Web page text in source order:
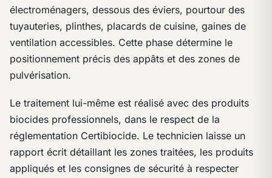
électroménagers, dessous des éviers, pourtour des
tuyauteries, plinthes, placards de cuisine, gaines de
ventilation accessibles. Cette phase détermine le
positionnement précis des appâts et des zones de
pulvérisation.
Le traitement lui-même est réalisé avec des produits
biocides professionnels, dans le respect de la
réglementation Certibiocide. Le technicien laisse un
rapport écrit détaillant les zones traitées, les produits
appliqués et les consignes de sécurité à respecter